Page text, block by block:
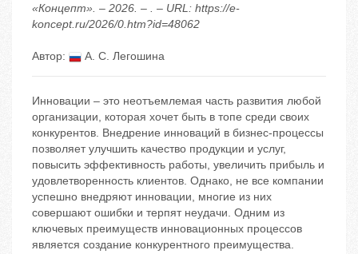
«Концепт». – 2026. – . – URL: https://e-
koncept.ru/2026/0.htm?id=48062
Автор: А. С. Легошина
Инновации – это неотъемлемая часть развития любой
организации, которая хочет быть в топе среди своих
конкурентов. Внедрение инноваций в бизнес-процессы
позволяет улучшить качество продукции и услуг,
повысить эффективность работы, увеличить прибыль и
удовлетворенность клиентов. Однако, не все компании
успешно внедряют инновации, многие из них
совершают ошибки и терпят неудачи. Одним из
ключевых преимуществ инновационных процессов
является создание конкурентного преимущества.